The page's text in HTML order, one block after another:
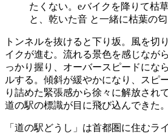
たくない。eバイクを降りて枯
と、乾いた音 と一緒に枯葉の
トンネルを抜けると下り坂。風を切
イクが進む。流れる景色を感じなが
っかり握り、オーバースピードにな
ルする。傾斜が緩やかになり、スピ
り詰めた緊張感から徐々に解放され
道の駅の標識が目に飛び込んできた。
「道の駅どうし」は首都圏に住むラ